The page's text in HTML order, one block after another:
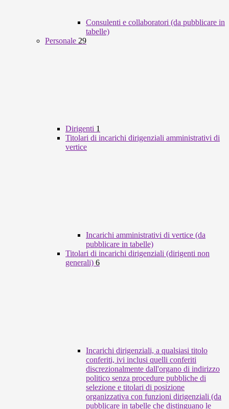
Consulenti e collaboratori (da pubblicare in
tabelle)
Personale 29
Dirigenti 1
Titolari di incarichi dirigenziali amministrativi di
vertice
Incarichi amministrativi di vertice (da
pubblicare in tabelle)
Titolari di incarichi dirigenziali (dirigenti non
generali) 6
Incarichi dirigenziali, a qualsiasi titolo
conferiti, ivi inclusi quelli conferiti
discrezionalmente dall'organo di indirizzo
politico senza procedure pubbliche di
selezione e titolari di posizione
organizzativa con funzioni dirigenziali (da
pubblicare in tabelle che distinguano le